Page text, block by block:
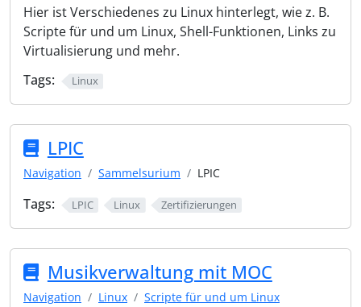
Hier ist Verschiedenes zu Linux hinterlegt, wie z. B.
Scripte für und um Linux, Shell-Funktionen, Links zu
Virtualisierung und mehr.
Tags:
Linux
LPIC
Navigation Sammelsurium LPIC
Tags: LPIC Linux Zertifizierungen
Musikverwaltung mit MOC
Navigation Linux
Scripte für und um Linux